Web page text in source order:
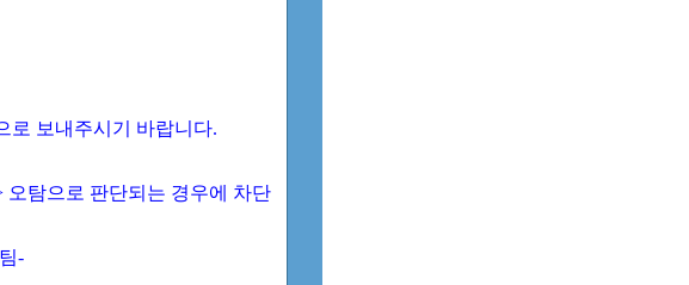
로 보내주시기 바랍니다.
오탐으로 판단되는 경우에 차단
-